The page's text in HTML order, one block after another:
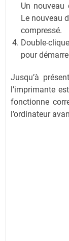
Un nouveau
Le nouveau
compressé.
Double-
pour
Jusqu’à
l’imprimante
fonctionne
l’ordinateur